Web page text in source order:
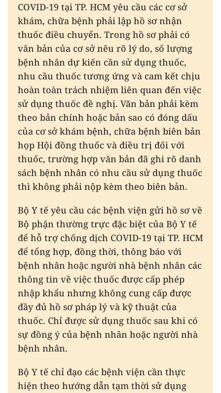
COVID-19 tại TP. HCM yêu cầu các cơ sở
khám, chữa bệnh phải lập hồ sơ nhận
thuốc điều chuyển. Trong hồ sơ phải có
văn bản của cơ sở nêu rõ lý do, số lượng
bệnh nhân dự kiến cần sử dụng thuốc,
nhu cầu thuốc tương ứng và cam kết chịu
hoàn toàn trách nhiệm liên quan đến việc
sử dụng thuốc đề nghị. Văn bản phải kèm
theo bản chính hoặc bản sao có đóng dấu
của cơ sở khám bệnh, chữa bệnh biên bản
họp Hội đồng thuốc và điều trị đối với
thuốc, trường hợp văn bản đã ghi rõ danh
sách bệnh nhân có nhu cầu sử dụng thuốc
thì không phải nộp kèm theo biên bản.
Bộ Y tế yêu cầu các bệnh viện gửi hồ sơ về
Bộ phận thường trực đặc biệt của Bộ Y tế
để hỗ trợ chống dịch COVID-19 tại TP. HCM
để tổng hợp, đồng thời, thông báo với
bệnh nhân hoặc người nhà bệnh nhân các
thông tin về việc thuốc được cấp phép
nhập khẩu nhưng không cung cấp được
đầy đủ hồ sơ pháp lý và kỹ thuật của
thuốc. Chỉ được sử dụng thuốc sau khi có
sự đồng ý của bệnh nhân hoặc người nhà
bệnh nhân.
Bộ Y tế chỉ đạo các bệnh viện cần thực
hiện theo hướng dẫn tạm thời sử dụng